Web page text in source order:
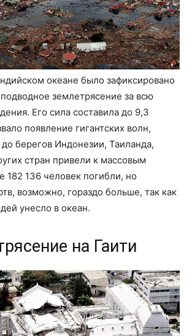
океане было зафиксировано
землетрясение за всю
Его сила составила до 9,3
появление гигантских волн,
берегов Индонезии, Таиланда,
стран привели к массовым
136 человек погибли, но
возможно, гораздо больше, так как
унесло в океан.
на Гаити